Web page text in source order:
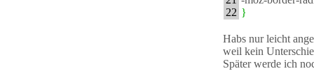
22
24
25
26
}
a :hover
background-
color: #000;
Habs nur leicht
weil kein
Später werde ich